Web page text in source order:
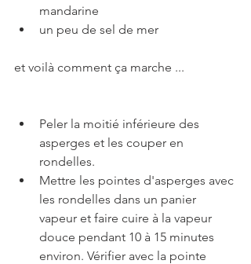
mandarine
un peu de sel de mer
et voilà comment ça marche ...
Peler la moitié inférieure des
asperges et les couper en
rondelles.
Mettre les pointes d'asperges avec
les rondelles dans un panier
vapeur et faire cuire à la vapeur
douce pendant 10 à 15 minutes
environ. Vérifier avec la pointe